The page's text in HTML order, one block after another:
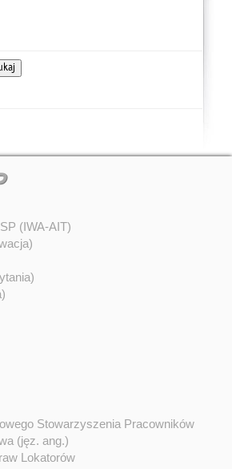
(IWA-AIT)
Stowarzyszenia Pracowników
(jęz. ang.)
Lokatorów